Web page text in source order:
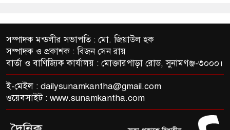
সম্পাদক মন্ডলীর সভাপতি : মো. জিয়াউল হক
সম্পাদক ও প্রকাশক : বিজন সেন রায়
বার্তা ও বাণিজ্যিক কার্যালয় : মোক্তারপাড়া রোড, সুনামগঞ্জ-৩০০০।
ই-মেইল : dailysunamkantha@gmail.com
ওয়েবসাইট : www.sunamkantha.com